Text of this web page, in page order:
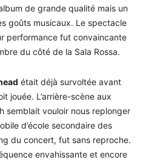
de grande qualité mais un
goûts musicaux. Le spectacle
performance fut convaincante
du côté de la Sala Rossa.
était déjà survoltée avant
jouée. L’arrière-scène aux
semblait vouloir nous replonger
d’école secondaire des
du concert, fut sans reproche.
envahissante et encore